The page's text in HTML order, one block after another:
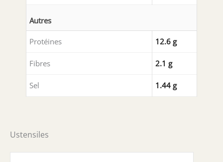
Autres
Protéines 12.6 g
Fibres 2.1 g
Sel 1.44 g
Ustensiles